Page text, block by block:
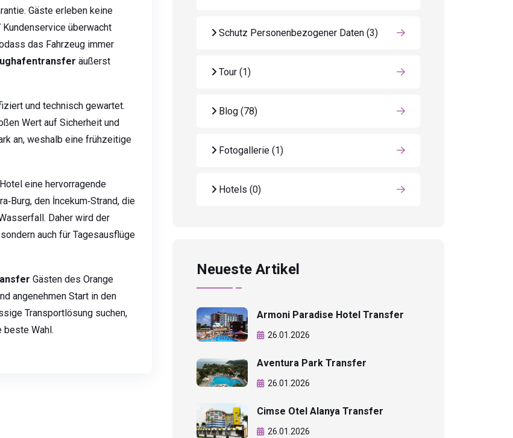
Gäste erleben keine
überwacht
das Fahrzeug immer
äußerst
und technisch gewartet.
Wert auf Sicherheit und
an, weshalb eine frühzeitige
eine hervorragende
den İncekum‑Strand, die
Daher wird der
auch für Tagesausflüge
Gästen des Orange
angenehmen Start in den
Transportlösung suchen,
beste Wahl.
Schutz Personenbezogener Daten (3)
Tour (1)
Blog (78)
Fotogallerie (1)
Hotels (0)
Neueste Artikel
Armoni Paradise Hotel Transfer
26.01.2026
Aventura Park Transfer
26.01.2026
Cimse Otel Alanya Transfer
26.01.2026